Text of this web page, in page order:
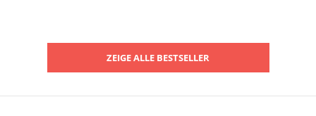
ZEIGE ALLE BESTSELLER